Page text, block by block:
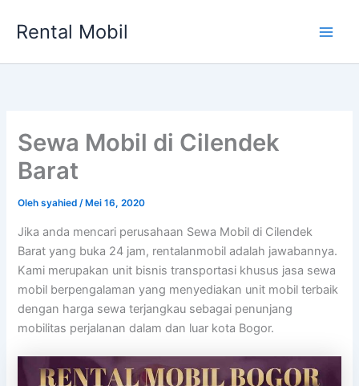
Rental Mobil
Sewa Mobil di Cilendek
Barat
Olehsyahied/ Mei 16, 2020
Jika anda mencari perusahaan Sewa Mobil di Cilendek
Barat yang buka 24 jam, rentalanmobil adalah jawabannya.
Kami merupakan unit bisnis transportasi khusus jasa sewa
mobil berpengalaman yang menyediakan unit mobil terbaik
dengan harga sewa terjangkau sebagai penunjang
mobilitas perjalanan dalam dan luar kota Bogor.